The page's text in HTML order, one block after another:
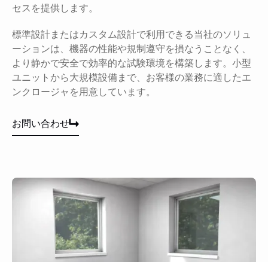
セスを提供します。
標準設計またはカスタム設計で利用できる当社のソリュ
ーションは、機器の性能や規制遵守を損なうことなく、
より静かで安全で効率的な試験環境を構築します。小型
ユニットから大規模設備まで、お客様の業務に適したエ
ンクロージャを用意しています。
お問い合わせ
お問い合わせ